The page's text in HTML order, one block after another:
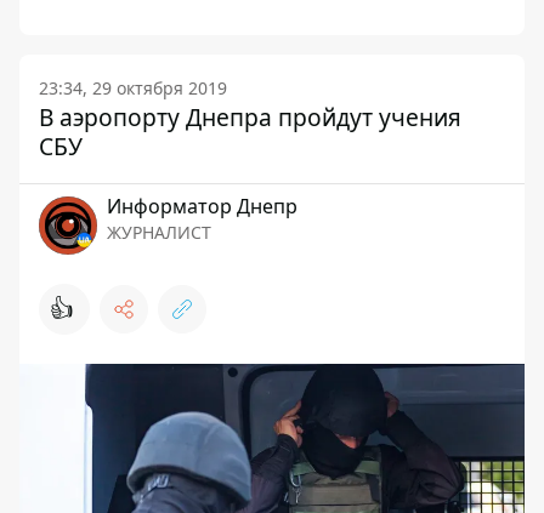
23:34, 29 октября 2019
В аэропорту Днепра пройдут учения
СБУ
Информатор Днепр
ЖУРНАЛИСТ
👍